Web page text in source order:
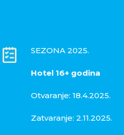
SEZONA 2025.
Hotel 16+ godina
Otvaranje: 18.4.2025.
Zatvaranje: 2.11.2025.